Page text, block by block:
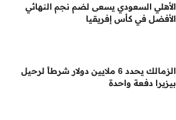
الأهلي السعودي يسعى لضم نجم النهائي
الأفضل في كأس إفريقيا
الزمالك يحدد 6 ملايين دولار شرطاً لرحيل
بيزيرا دفعة واحدة